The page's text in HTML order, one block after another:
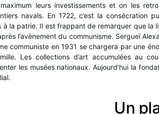
leurs investissements et on les
navals. En 1722, c’est la consécration
à la patrie. Il est frappant de remarquer que la
l’avènement du communisme. Sergueï
communiste en 1931 se chargera par une
Les collections d’art accumulées au
les musées nationaux. Aujourd’hui la
Un